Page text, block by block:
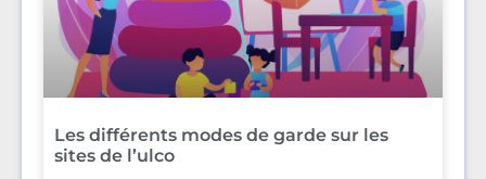
Les différents modes de garde sur les
sites de l’ulco